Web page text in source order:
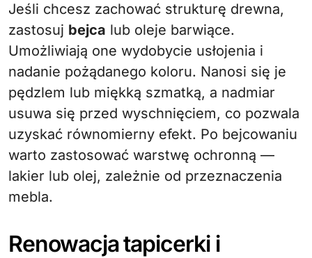
Jeśli chcesz zachować strukturę drewna,
zastosuj bejca lub oleje barwiące.
Umożliwiają one wydobycie usłojenia i
nadanie pożądanego koloru. Nanosi się je
pędzlem lub miękką szmatką, a nadmiar
usuwa się przed wyschnięciem, co pozwala
uzyskać równomierny efekt. Po bejcowaniu
warto zastosować warstwę ochronną —
lakier lub olej, zależnie od przeznaczenia
mebla.
Renowacja tapicerki i